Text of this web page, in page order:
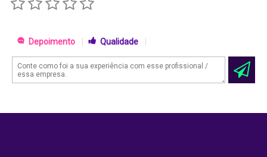
Depoimento Qualidade